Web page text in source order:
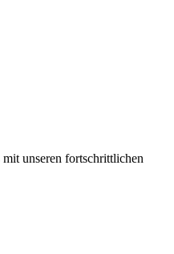
unseren fortschrittlichen